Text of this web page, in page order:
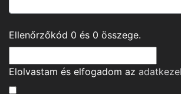
Ellenőrzőkód 0 és 0 összege.
Elolvastam és elfogadom az